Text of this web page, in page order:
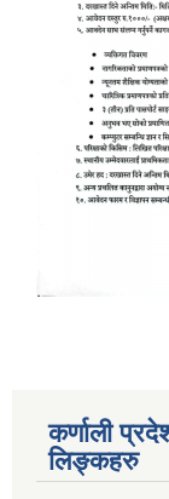
कर्णाली
लिङ्कहरु